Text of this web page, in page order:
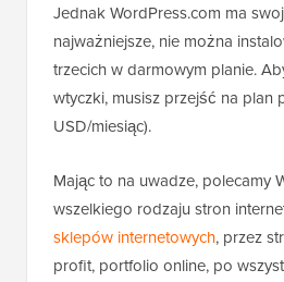
Jednak WordPress.com ma
najważniejsze, nie można
trzecich w darmowym planie.
wtyczki, musisz przejść na plan
USD/miesiąc).
Mając to na uwadze, polecamy
wszelkiego rodzaju stron
sklepów internetowych, przez
profit, portfolio online, po